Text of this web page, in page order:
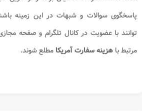
پاسخگوی سوالات و شبهات در این زمینه
توانند با عضویت در کانال تلگرام و صفحه
مرتبط با هزینه سفارت آمریکا مطلع شوند.